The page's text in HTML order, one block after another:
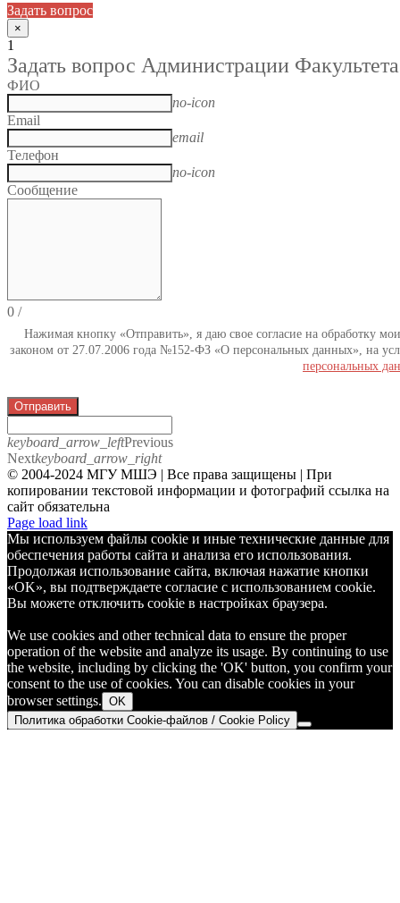
Задать вопрос
×
1
Задать вопрос Администрации Факультета
ФИО
no-icon
Email
email
Телефон
no-icon
Сообщение
0 /
Нажимая кнопку «Отправить», я даю свое согласие на обработку
законом от 27.07.2006 года №152-ФЗ «О персональных данных», на
персональных
Отправить
keyboard_arrow_leftPrevious
Nextkeyboard_arrow_right
© 2004-2024 МГУ МШЭ | Все права защищены | При
копировании текстовой информации и фотографий ссылка на
сайт обязательна
Telegram
Page load link
Мы используем файлы cookie и иные технические данные для
обеспечения работы сайта и анализа его использования.
Продолжая использование сайта, включая нажатие кнопки
«OK», вы подтверждаете согласие с использованием cookie.
Вы можете отключить cookie в настройках браузера.
We use cookies and other technical data to ensure the proper
operation of the website and analyze its usage. By continuing to use
the website, including by clicking the 'OK' button, you confirm your
consent to the use of cookies. You can disable cookies in your
browser settings. OK
Политика обработки Cookie-файлов / Cookie Policy